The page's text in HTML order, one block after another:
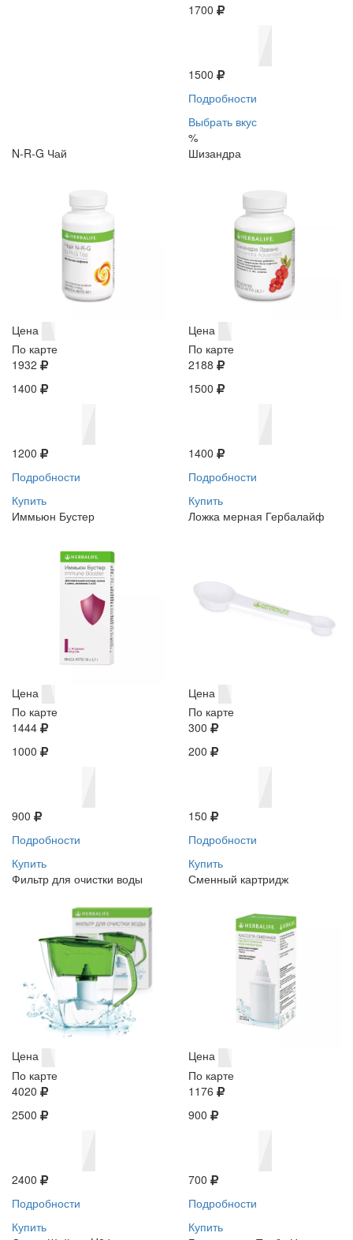
1700
1500
Подробности
Выбрать вкус
%
N-R-G Чай
Цена
По карте
1932
1400
1200
Подробности
Купить
Шизандра
Цена
По карте
2188
1500
1400
Подробности
Купить
Иммьюн Бустер
Цена
По карте
1444
1000
900
Подробности
Купить
Ложка мерная Гербалайф
Цена
По карте
300
200
150
Подробности
Купить
Фильтр для очистки воды
Цена
По карте
4020
2500
2400
Подробности
Купить
Сменный картридж
Цена
По карте
1176
900
700
Подробности
Купить